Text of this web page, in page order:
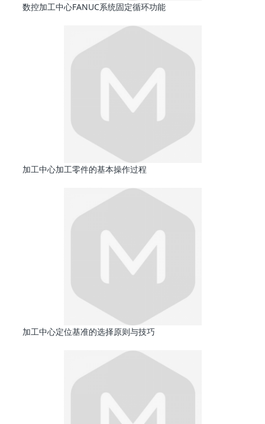
数控加工中心FANUC系统固定循环功能
加工中心加工零件的基本操作过程
加工中心定位基准的选择原则与技巧